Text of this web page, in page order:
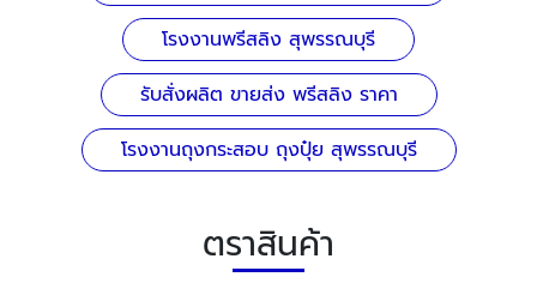
โรงงานพรีสลิง สุพรรณบุรี
รับสั่งผลิต ขายส่ง พรีสลิง ราคา
โรงงานถุงกระสอบ ถุงปุ๋ย สุพรรณบุรี
ตราสินค้า